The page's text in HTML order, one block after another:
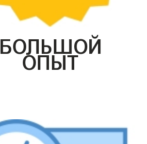
БОЛЬШОЙ
ОПЫТ